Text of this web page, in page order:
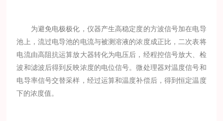
为避免电极极化，仪器产生高稳定度的方波信号加在电导
池上，流过电导池的电流与被测溶液的浓度成正比，二次表将
电流由高阻抗运算放大器转化为电压后，经程控信号放大、检
波和滤波后得到反映浓度的电位信号。微处理器对温度信号和
电导率信号交替采样，经过运算和温度补偿后，得到恒定温度
下的浓度值。